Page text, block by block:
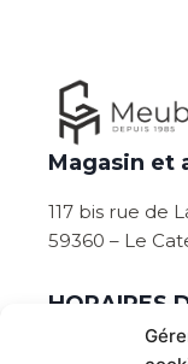
Magasin et
117 bis rue de
59360 – Le
HORAIRES
Du lundi au